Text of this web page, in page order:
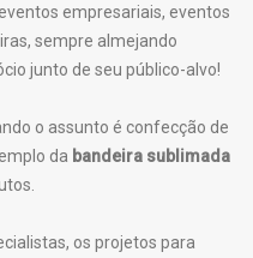
empresariais, eventos
sempre almejando
junto de seu público-alvo!
o assunto é confecção de
da bandeira sublimada
os projetos para